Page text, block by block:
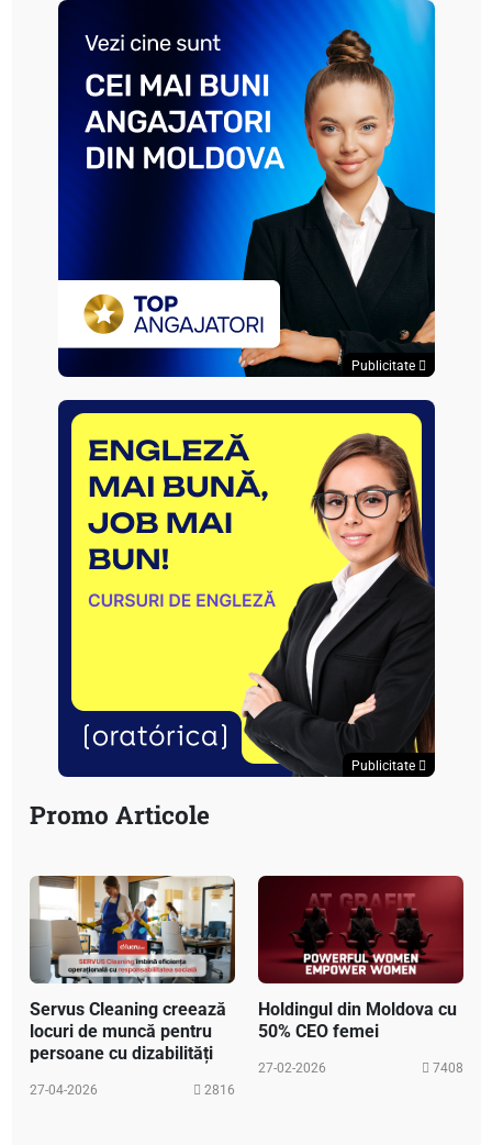
Publicitate
Publicitate
Promo Articole
Servus Cleaning creează
locuri de muncă pentru
persoane cu dizabilități
27-04-2026 2816
Holdingul din Moldova cu
50% CEO femei
27-02-2026 7408